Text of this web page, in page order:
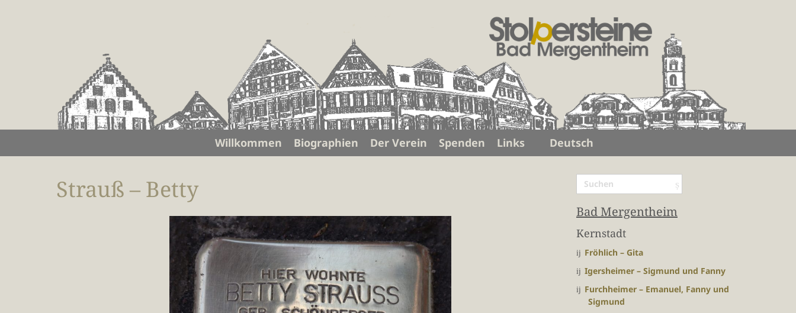
Willkommen Biographien Der Verein Spenden Links Deutsch
Strauß – Betty
Bad Mergentheim
Kernstadt
Fröhlich – Gita
Igersheimer – Sigmund und Fanny
Furchheimer – Emanuel, Fanny und
Sigmund